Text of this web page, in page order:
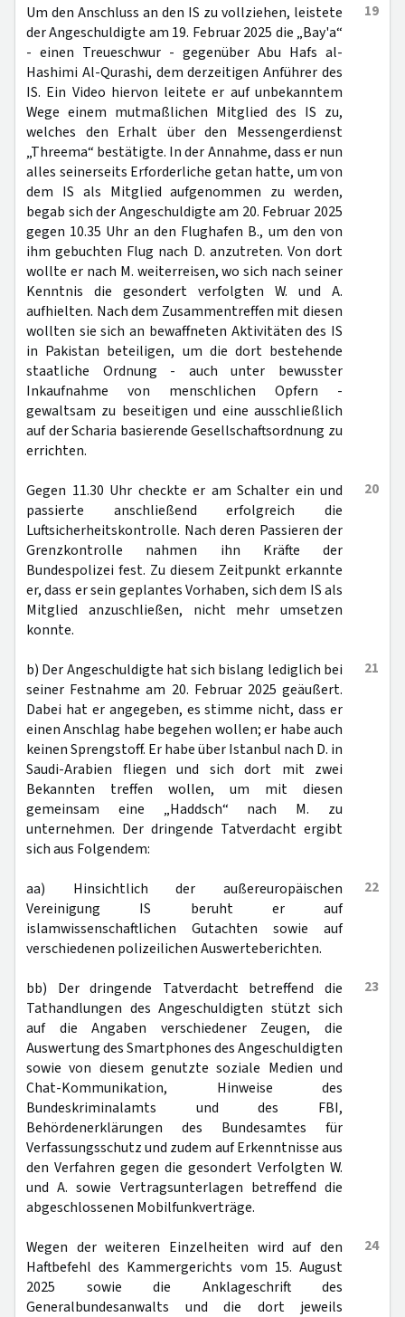
19
Um den Anschluss an den IS zu vollziehen, leistete
der Angeschuldigte am 19. Februar 2025 die „Bay'a“
- einen Treueschwur - gegenüber Abu Hafs al-
Hashimi Al-Qurashi, dem derzeitigen Anführer des
IS. Ein Video hiervon leitete er auf unbekanntem
Wege einem mutmaßlichen Mitglied des IS zu,
welches den Erhalt über den Messengerdienst
„Threema“ bestätigte. In der Annahme, dass er nun
alles seinerseits Erforderliche getan hatte, um von
dem IS als Mitglied aufgenommen zu werden,
begab sich der Angeschuldigte am 20. Februar 2025
gegen 10.35 Uhr an den Flughafen B., um den von
ihm gebuchten Flug nach D. anzutreten. Von dort
wollte er nach M. weiterreisen, wo sich nach seiner
Kenntnis die gesondert verfolgten W. und A.
aufhielten. Nach dem Zusammentreffen mit diesen
wollten sie sich an bewaffneten Aktivitäten des IS
in Pakistan beteiligen, um die dort bestehende
staatliche Ordnung - auch unter bewusster
Inkaufnahme von menschlichen Opfern -
gewaltsam zu beseitigen und eine ausschließlich
auf der Scharia basierende Gesellschaftsordnung zu
errichten.
20
Gegen 11.30 Uhr checkte er am Schalter ein und
passierte anschließend erfolgreich die
Luftsicherheitskontrolle. Nach deren Passieren der
Grenzkontrolle nahmen ihn Kräfte der
Bundespolizei fest. Zu diesem Zeitpunkt erkannte
er, dass er sein geplantes Vorhaben, sich dem IS als
Mitglied anzuschließen, nicht mehr umsetzen
konnte.
21
b) Der Angeschuldigte hat sich bislang lediglich bei
seiner Festnahme am 20. Februar 2025 geäußert.
Dabei hat er angegeben, es stimme nicht, dass er
einen Anschlag habe begehen wollen; er habe auch
keinen Sprengstoff. Er habe über Istanbul nach D. in
Saudi-Arabien fliegen und sich dort mit zwei
Bekannten treffen wollen, um mit diesen
gemeinsam eine „Haddsch“ nach M. zu
unternehmen. Der dringende Tatverdacht ergibt
sich aus Folgendem:
22
aa) Hinsichtlich der außereuropäischen
Vereinigung IS beruht er auf
islamwissenschaftlichen Gutachten sowie auf
verschiedenen polizeilichen Auswerteberichten.
23
bb) Der dringende Tatverdacht betreffend die
Tathandlungen des Angeschuldigten stützt sich
auf die Angaben verschiedener Zeugen, die
Auswertung des Smartphones des Angeschuldigten
sowie von diesem genutzte soziale Medien und
Chat-Kommunikation, Hinweise des
Bundeskriminalamts und des FBI,
Behördenerklärungen des Bundesamtes für
Verfassungsschutz und zudem auf Erkenntnisse aus
den Verfahren gegen die gesondert Verfolgten W.
und A. sowie Vertragsunterlagen betreffend die
abgeschlossenen Mobilfunkverträge.
24
Wegen der weiteren Einzelheiten wird auf den
Haftbefehl des Kammergerichts vom 15. August
2025 sowie die Anklageschrift des
Generalbundesanwalts und die dort jeweils